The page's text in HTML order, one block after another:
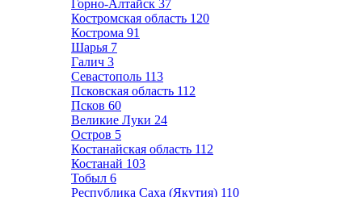
Горно-Алтайск 37
Костромская область 120
Кострома 91
Шарья 7
Галич 3
Севастополь 113
Псковская область 112
Псков 60
Великие Луки 24
Остров 5
Костанайская область 112
Костанай 103
Тобыл 6
Республика Саха (Якутия) 110